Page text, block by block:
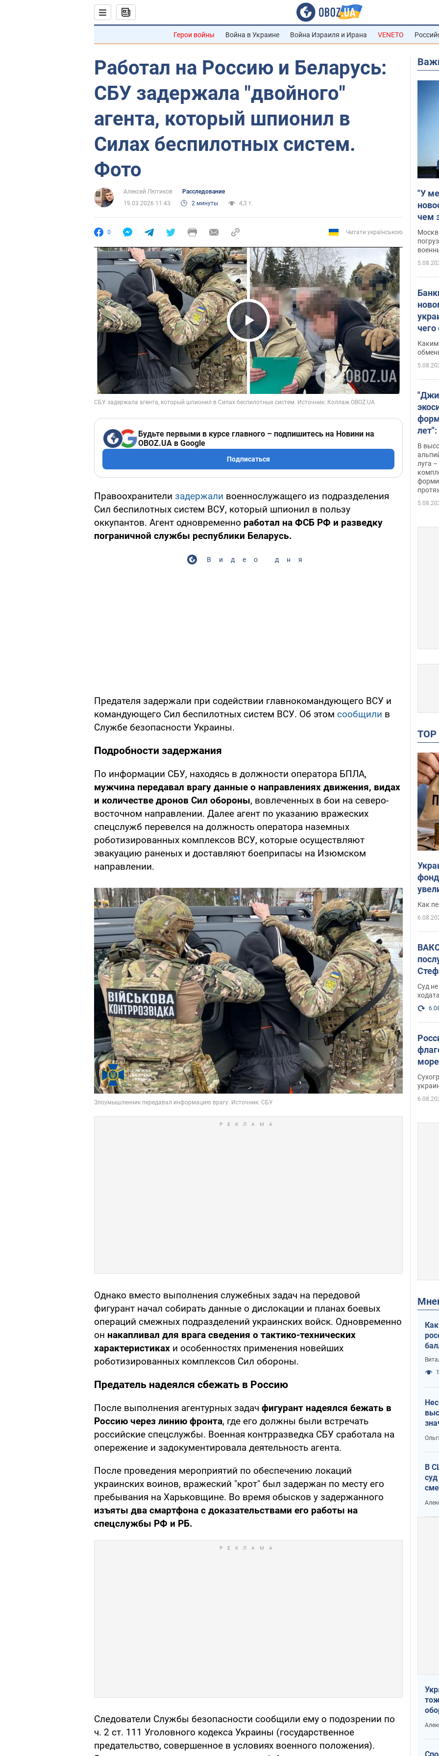
Герои войны Война в Украине Война Израиля и Ирана VENETO
Работал на Россию и Беларусь:
СБУ задержала "двойного"
агента, который шпионил в
Силах беспилотных систем.
Фото
Алексей Лютиков
Расследование
19.03.2026 11:43
2 минуты 4,3 т.
0 Читати українською
Play Video
Будьте первыми в курсе главного – подпишитесь на Новини на
OBOZ.UA в Google
Подписаться
Правоохранители задержали военнослужащего из подразделения
Сил беспилотных систем ВСУ, который шпионил в пользу
оккупантов. Агент одновременно работал на ФСБ РФ и разведку
пограничной службы республики Беларусь.
Видео дня
Предателя задержали при содействии главнокомандующего ВСУ и
командующего Сил беспилотных систем ВСУ. Об этом сообщили в
Службе безопасности Украины.
Подробности задержания
По информации СБУ, находясь в должности оператора БПЛА,
мужчина передавал врагу данные о направлениях движения, видах
и количестве дронов Сил обороны, вовлеченных в бои на северо-
восточном направлении. Далее агент по указанию вражеских
спецслужб перевелся на должность оператора наземных
роботизированных комплексов ВСУ, которые осуществляют
эвакуацию раненых и доставляют боеприпасы на Изюмском
направлении.
Однако вместо выполнения служебных задач на передовой
фигурант начал собирать данные о дислокации и планах боевых
операций смежных подразделений украинских войск. Одновременно
он накапливал для врага сведения о тактико-технических
характеристиках и особенностях применения новейших
роботизированных комплексов Сил обороны.
Предатель надеялся сбежать в Россию
После выполнения агентурных задач фигурант надеялся бежать в
Россию через линию фронта, где его должны были встречать
российские спецслужбы. Военная контрразведка СБУ сработала на
опережение и задокументировала деятельность агента.
После проведения мероприятий по обеспечению локаций
украинских воинов, вражеский "крот" был задержан по месту его
пребывания на Харьковщине. Во время обысков у задержанного
изъяты два смартфона с доказательствами его работы на
спецслужбы РФ и РБ.
Следователи Службы безопасности сообщили ему о подозрении по
ч. 2 ст. 111 Уголовного кодекса Украины (государственное
предательство, совершенное в условиях военного положения).
"У
чем
Каким
В
луга
не
Как
деле
Суд
В